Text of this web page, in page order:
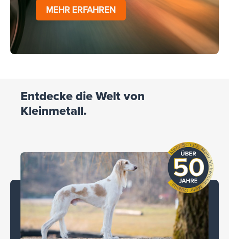
MEHR ERFAHREN
Entdecke die Welt von
Kleinmetall.